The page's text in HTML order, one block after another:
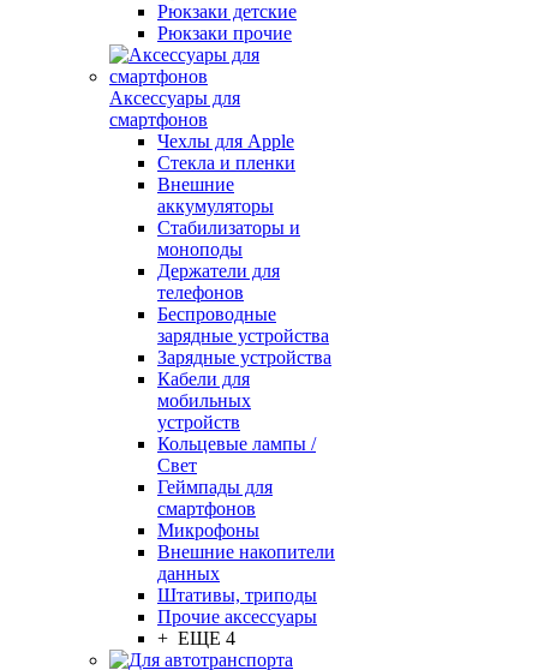
Рюкзаки детские
Рюкзаки прочие
Аксессуары для
смартфонов
Чехлы для Apple
Стекла и пленки
Внешние
аккумуляторы
Стабилизаторы и
моноподы
Держатели для
телефонов
Беспроводные
зарядные устройства
Зарядные устройства
Кабели для
мобильных
устройств
Кольцевые лампы /
Свет
Геймпады для
смартфонов
Микрофоны
Внешние накопители
данных
Штативы, триподы
Прочие аксессуары
+ ЕЩЕ 4